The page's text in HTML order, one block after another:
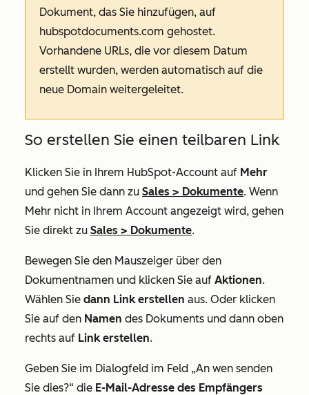
Dokument, das Sie hinzufügen, auf
hubspotdocuments.com gehostet.
Vorhandene URLs, die vor diesem Datum
erstellt wurden, werden automatisch auf die
neue Domain weitergeleitet.
So erstellen Sie einen teilbaren Link
Klicken Sie in Ihrem HubSpot-Account auf Mehr
und gehen Sie dann zu Sales > Dokumente. Wenn
Mehr nicht in Ihrem Account angezeigt wird, gehen
Sie direkt zu Sales > Dokumente.
Bewegen Sie den Mauszeiger über den
Dokumentnamen und klicken Sie auf Aktionen.
Wählen Sie dann Link erstellen aus. Oder klicken
Sie auf den Namen des Dokuments und dann oben
rechts auf Link erstellen.
Geben Sie im Dialogfeld im Feld „An wen senden
Sie dies?“ die E-Mail-Adresse des Empfängers